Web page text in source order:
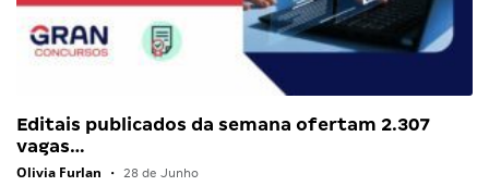
Editais publicados da semana ofertam 2.307
vagas…
Olivia Furlan • 28 de Junho